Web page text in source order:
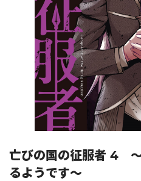
ロサージ
コミッ
亡びの国の征服者 4
るようです～